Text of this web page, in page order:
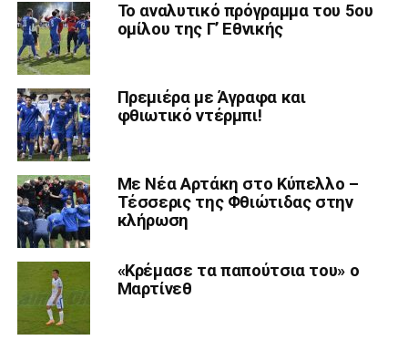
Το αναλυτικό πρόγραμμα του 5ου
ομίλου της Γ’ Εθνικής
Πρεμιέρα με Άγραφα και
φθιωτικό ντέρμπι!
Με Νέα Αρτάκη στο Κύπελλο –
Τέσσερις της Φθιώτιδας στην
κλήρωση
«Κρέμασε τα παπούτσια του» ο
Μαρτίνεθ